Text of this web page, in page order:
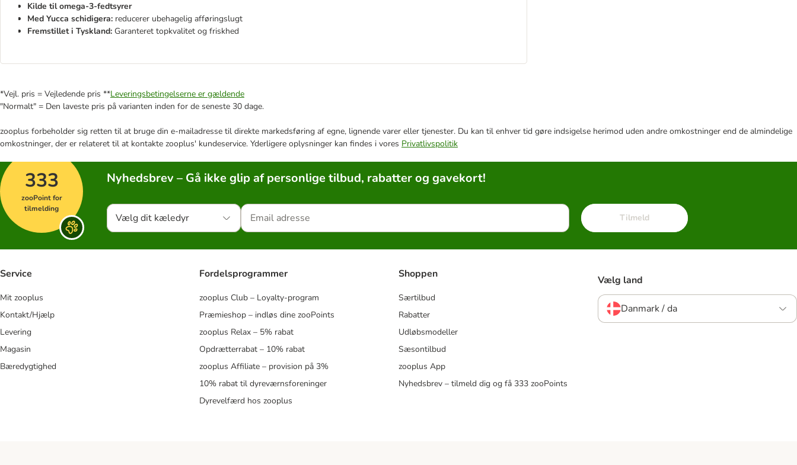
Kilde til omega-3-fedtsyrer
Med Yucca schidigera: reducerer ubehagelig afføringslugt
Fremstillet i Tyskland: Garanteret topkvalitet og friskhed
*Vejl. pris = Vejledende pris **Leveringsbetingelserne er gældende
"Normalt" = Den laveste pris på varianten inden for de seneste 30 dage.
zooplus forbeholder sig retten til at bruge din e-mailadresse til direkte markedsføring af egne, lignende varer eller tjenester. Du kan til enhver tid gøre indsigelse herimod uden andre omkostninger end de almindelige
omkostninger, der er relateret til at kontakte zooplus' kundeservice. Yderligere oplysninger kan findes i vores Privatlivspolitik
333
zooPoint for
tilmelding
Nyhedsbrev – Gå ikke glip af personlige tilbud, rabatter og gavekort!
Vælg dit kæledyr Tilmeld
Service
Mit zooplus
Kontakt/Hjælp
Levering
Magasin
Bæredygtighed
Fordelsprogrammer
zooplus Club – Loyalty-program
Præmieshop – indløs dine zooPoints
zooplus Relax – 5% rabat
Opdrætterrabat – 10% rabat
zooplus Affiliate – provision på 3%
10% rabat til dyreværnsforeninger
Dyrevelfærd hos zooplus
Shoppen
Særtilbud
Rabatter
Udløbsmodeller
Sæsontilbud
zooplus App
Nyhedsbrev – tilmeld dig og få 333 zooPoints
Vælg land
Danmark / da